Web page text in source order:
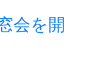
会を開